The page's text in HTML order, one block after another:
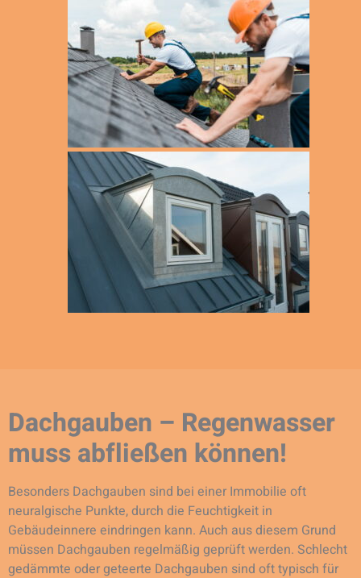
Dachgauben – Regenwasser
muss abfließen können!
Besonders Dachgauben sind bei einer Immobilie oft
neuralgische Punkte, durch die Feuchtigkeit in
Gebäudeinnere eindringen kann. Auch aus diesem Grund
müssen Dachgauben regelmäßig geprüft werden. Schlecht
gedämmte oder geteerte Dachgauben sind oft typisch für